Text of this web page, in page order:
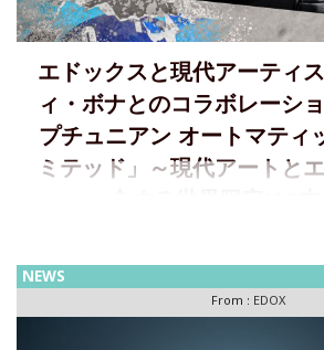
エドックスと現代アーティ
ィ・ボナとのコラボレーシ
プチュニアン オートマティ
ミテッド」～現代アートと
合する世界限定100
プチューン」が躍動するアーバンダイバ
のネプチュニアン アーティストコラボ
売 EDOX（エドックス）は、現代ア
NEWS
From : EDOX